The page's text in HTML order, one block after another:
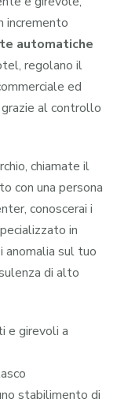
incremento
automatiche
regolano il
ed
al controllo
chiamate il
con una persona
conoscerai i
in
anomalia sul tuo
di alto
e girevoli a
stabilimento di